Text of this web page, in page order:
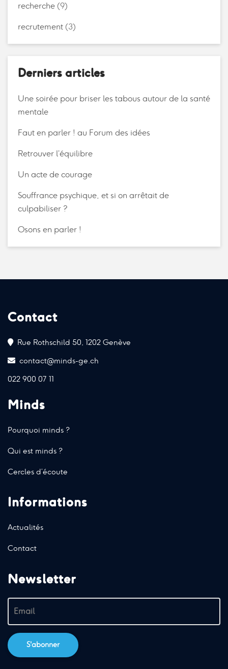
recherche (9)
recrutement (3)
Derniers articles
Une soirée pour briser les tabous autour de la santé
mentale
Faut en parler ! au Forum des idées
Retrouver l’équilibre
Un acte de courage
Souffrance psychique, et si on arrêtait de
culpabiliser ?
Osons en parler !
Contact
Rue Rothschild 50, 1202 Genève
contact@minds-ge.ch
022 900 07 11
Minds
Pourquoi minds ?
Qui est minds ?
Cercles d’écoute
Informations
Actualités
Contact
Newsletter